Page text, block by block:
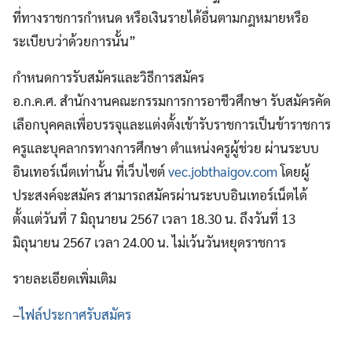
ที่ทางราชการกำหนด หรือเงินรายได้อื่นตามกฎหมายหรือ
ระเบียบว่าด้วยการนั้น”
กำหนดการรับสมัครและวิธีการสมัคร
อ.ก.ค.ศ. สำนักงานคณะกรรมการการอาชีวศึกษา รับสมัครคัด
เลือกบุคคลเพื่อบรรจุและแต่งตั้งเข้ารับราชการเป็นข้าราชการ
ครูและบุคลากรทางการศึกษา ตำแหน่งครูผู้ช่วย ผ่านระบบ
อินเทอร์เน็ตเท่านั้น ที่เว็บไซต์vec.jobthaigov.comโดยผู้
ประสงค์จะสมัคร สามารถสมัครผ่านระบบอินเทอร์เน็ตได้
ตั้งแต่วันที่ 7 มิถุนายน 2567 เวลา 18.30 น. ถึงวันที่ 13
มิถุนายน 2567 เวลา 24.00 น. ไม่เว้นวันหยุดราชการ
รายละเอียดเพิ่มเติม
–ไฟล์ประกาศรับสมัคร